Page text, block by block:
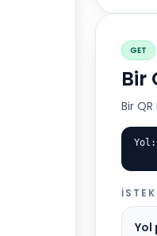
GET
Bir
Bir